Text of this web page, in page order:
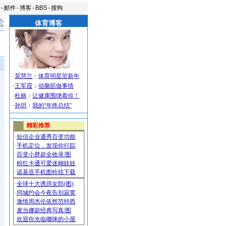
-邮件-博客- BBS-搜狗
体育博客
·莫慧兰 ： 体育明星贺新年
·王军霞 ： 动脑筋做事情
·杜丽 ： 让健康围绕着你！
·孙玥 ： 我的“年终总结”